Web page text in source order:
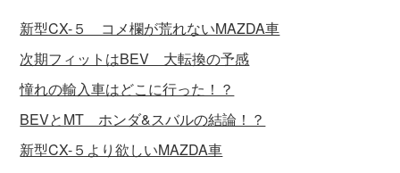
新型CX-５ コメ欄が荒れないMAZDA車
次期フィットはBEV 大転換の予感
憧れの輸入車はどこに行った！？
BEVとMT ホンダ&スバルの結論！？
新型CX-５より欲しいMAZDA車